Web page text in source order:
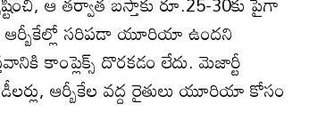
ఆర్బీకేల్లో సరిపడా యూరియా ఉందని
కాంప్లెక్స్‌ దొరకడం లేదు. మెజార్టీ
డీలర్లు, ఆర్బీకేల వద్ద రైతులు యూరియా కోసం